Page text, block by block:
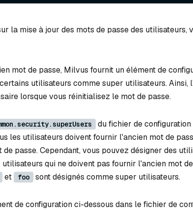
la mise à jour des mots de passe des utilisateurs,
mot de passe, Milvus fournit un élément de
utilisateurs comme super utilisateurs. Ainsi,
lorsque vous réinitialisez le mot de passe.
du fichier de
les utilisateurs doivent fournir l'ancien mot de
passe. Cependant, vous pouvez désigner des
qui ne doivent pas fournir l'ancien mot
et foo sont désignés comme super utilisateurs.
de configuration ci-dessous dans le fichier de